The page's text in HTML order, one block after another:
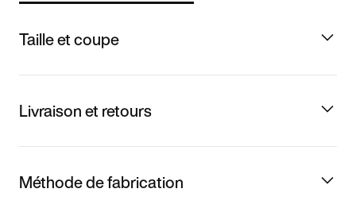
Taille et coupe
Livraison et retours
Méthode de fabrication